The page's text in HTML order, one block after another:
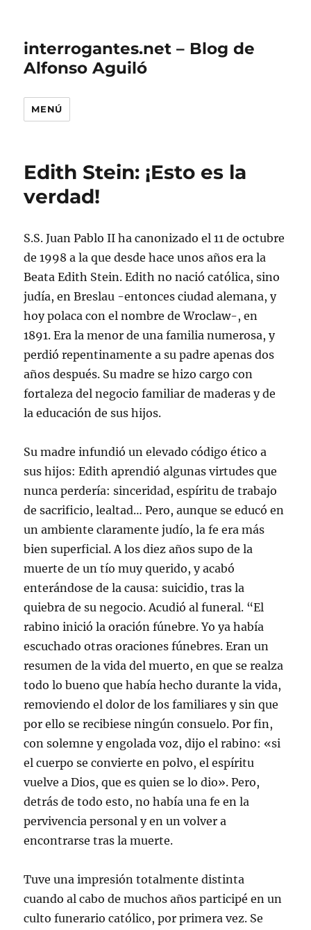
interrogantes.net – Blog de
Alfonso Aguiló
MENÚ
Edith Stein: ¡Esto es la
verdad!
S.S. Juan Pablo II ha canonizado el 11 de octubre
de 1998 a la que desde hace unos años era la
Beata Edith Stein. Edith no nació católica, sino
judía, en Breslau -entonces ciudad alemana, y
hoy polaca con el nombre de Wroclaw-, en
1891. Era la menor de una familia numerosa, y
perdió repentinamente a su padre apenas dos
años después. Su madre se hizo cargo con
fortaleza del negocio familiar de maderas y de
la educación de sus hijos.
Su madre infundió un elevado código ético a
sus hijos: Edith aprendió algunas virtudes que
nunca perdería: sinceridad, espíritu de trabajo
de sacrificio, lealtad… Pero, aunque se educó en
un ambiente claramente judío, la fe era más
bien superficial. A los diez años supo de la
muerte de un tío muy querido, y acabó
enterándose de la causa: suicidio, tras la
quiebra de su negocio. Acudió al funeral. “El
rabino inició la oración fúnebre. Yo ya había
escuchado otras oraciones fúnebres. Eran un
resumen de la vida del muerto, en que se realza
todo lo bueno que había hecho durante la vida,
removiendo el dolor de los familiares y sin que
por ello se recibiese ningún consuelo. Por fin,
con solemne y engolada voz, dijo el rabino: «si
el cuerpo se convierte en polvo, el espíritu
vuelve a Dios, que es quien se lo dio». Pero,
detrás de todo esto, no había una fe en la
pervivencia personal y en un volver a
encontrarse tras la muerte.
Tuve una impresión totalmente distinta
cuando al cabo de muchos años participé en un
culto funerario católico, por primera vez. Se